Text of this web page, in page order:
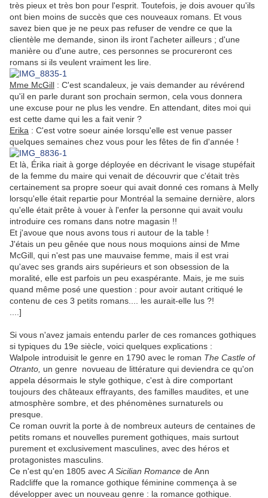
très pieux et très bon pour l'esprit. Toutefois, je dois avouer qu'ils
ont bien moins de succès que ces nouveaux romans. Et vous
savez bien que je ne peux pas refuser de vendre ce que la
clientèle me demande, sinon ils iront l'acheter ailleurs ; d'une
manière ou d'une autre, ces personnes se procureront ces
romans si ils veulent vraiment les lire.
Mme McGill : C'est scandaleux, je vais demander au révérend
qu'il en parle durant son prochain sermon, cela vous donnera
une excuse pour ne plus les vendre. En attendant, dites moi qui
est cette dame qui les a fait venir ?
Erika : C'est votre soeur ainée lorsqu'elle est venue passer
quelques semaines chez vous pour les fêtes de fin d'année !
Et là, Érika riait à gorge déployée en décrivant le visage stupéfait
de la femme du maire qui venait de découvrir que c'était très
certainement sa propre soeur qui avait donné ces romans à Melly
lorsqu'elle était repartie pour Montréal la semaine dernière, alors
qu'elle était prête à vouer à l'enfer la personne qui avait voulu
introduire ces romans dans notre magasin !!
Et j'avoue que nous avons tous ri autour de la table !
J'étais un peu gênée que nous nous moquions ainsi de Mme
McGill, qui n'est pas une mauvaise femme, mais il est vrai
qu'avec ses grands airs supérieurs et son obsession de la
moralité, elle est parfois un peu exaspérante. Mais, je me suis
quand même posé une question : pour avoir autant critiqué le
contenu de ces 3 petits romans.... les aurait-elle lus ?!
....]
Si vous n'avez jamais entendu parler de ces romances gothiques
si typiques du 19e siècle, voici quelques explications :
Walpole introduisit le genre en 1790 avec le roman The Castle of
Otranto, un genre novueau de littérature qui deviendra ce qu'on
appela désormais le style gothique, c'est à dire comportant
toujours des châteaux effrayants, des familles maudites, et une
atmosphère sombre, et des phénomènes surnaturels ou
presque.
Ce roman ouvrit la porte à de nombreux auteurs de centaines de
petits romans et nouvelles purement gothiques, mais surtout
purement et exclusivement masculines, avec des héros et
protagonistes masculins.
Ce n'est qu'en 1805 avec A Sicilian Romance de Ann
Radcliffe que la romance gothique féminine commença à se
développer avec un nouveau genre : la romance gothique.